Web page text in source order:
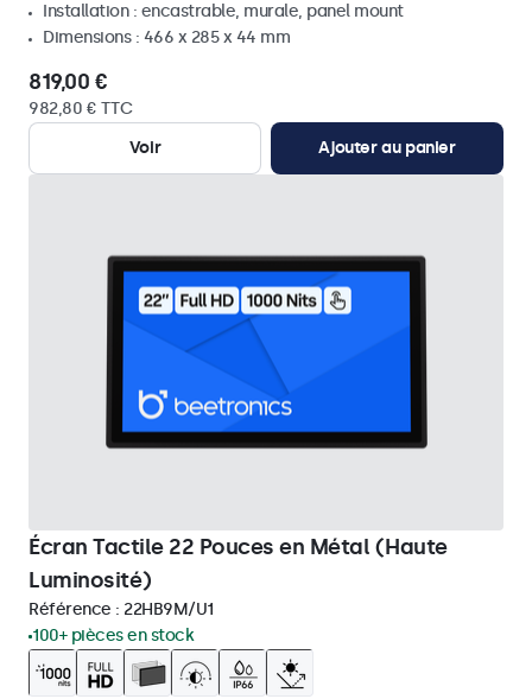
Installation : encastrable, murale, panel mount
Dimensions : 466 x 285 x 44 mm
819,00 €
982,80 € TTC
Voir
Ajouter au panier
Écran Tactile 22 Pouces en Métal (Haute
Luminosité)
Référence : 22HB9M/U1
100+ pièces en stock